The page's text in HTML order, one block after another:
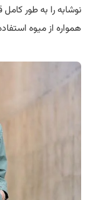
نوشابه را به طور
همواره از میوه